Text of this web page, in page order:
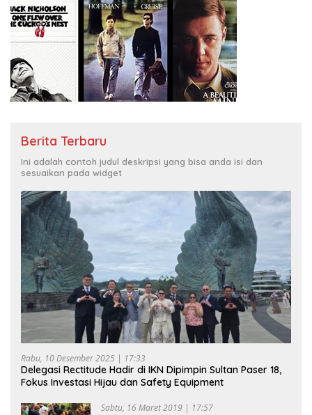
Berita Terbaru
Ini adalah contoh judul deskripsi yang bisa anda isi dan
sesuaikan pada widget
Rabu, 10 Desember 2025 | 17:33
Delegasi Rectitude Hadir di IKN Dipimpin Sultan Paser 18,
Fokus Investasi Hijau dan Safety Equipment
Sabtu, 16 Maret 2019 | 17:57